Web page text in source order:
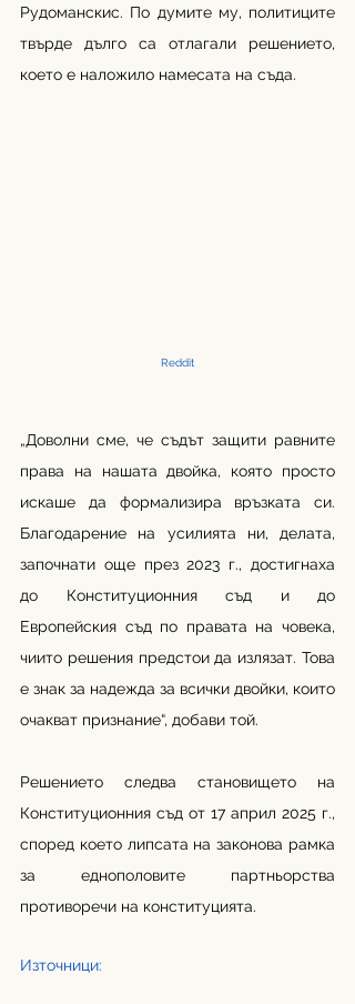
Рудоманскис. По думите му, политиците
твърде дълго са отлагали решението,
което е наложило намесата на съда.
Reddit
„Доволни сме, че съдът защити равните
права на нашата двойка, която просто
искаше да формализира връзката си.
Благодарение на усилията ни, делата,
започнати още през 2023 г., достигнаха
до Конституционния съд и до
Европейския съд по правата на човека,
чиито решения предстои да излязат. Това
е знак за надежда за всички двойки, които
очакват признание“, добави той.
Решението следва становището на
Конституционния съд от 17 април 2025 г.,
според което липсата на законова рамка
за еднополовите партньорства
противоречи на конституцията.
Източници: